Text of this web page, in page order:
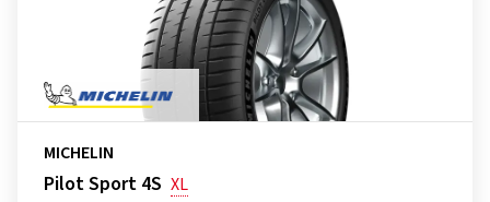
MICHELIN
Pilot Sport 4S XL